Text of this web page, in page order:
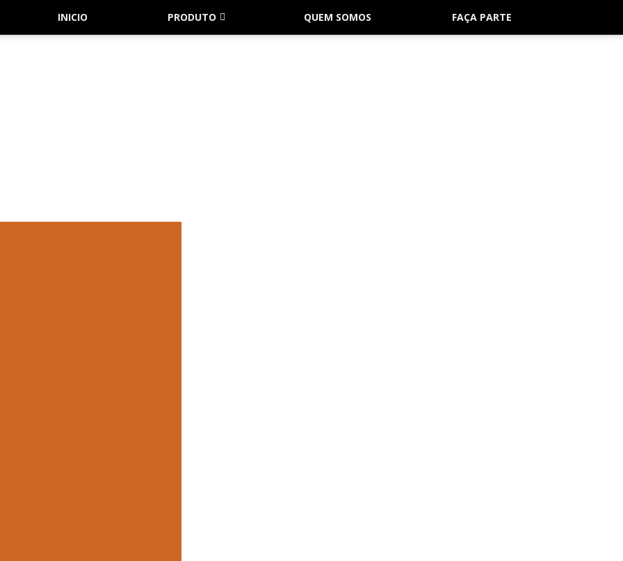
INICIO PRODUTO QUEM SOMOS FAÇA PARTE